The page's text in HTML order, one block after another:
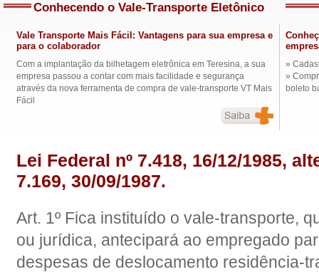
Conhecendo o Vale-Transporte Eletônico
Vale Transporte Mais Fácil: Vantagens para sua empresa e
para o colaborador
Com a implantação da bilhetagem eletrônica em Teresina, a sua
empresa passou a contar com mais facilidade e segurança
através da nova ferramenta de compra de vale-transporte VT Mais
Fácil
»
»
boleto
Lei Federal nº 7.418, 16/12/1985,
7.169, 30/09/1987.
Art. 1º Fica instituído o vale-transporte,
ou jurídica, antecipará ao empregado
despesas de deslocamento residência-